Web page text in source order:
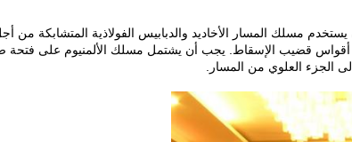
مسلك المسار الأخاديد والدبابيس الفولاذية المتشابكة من
أقواس قضيب الإسقاط.
يجب أن يشتمل مسلك الألمنيوم على فتحة
الجزء العلوي من المسار.